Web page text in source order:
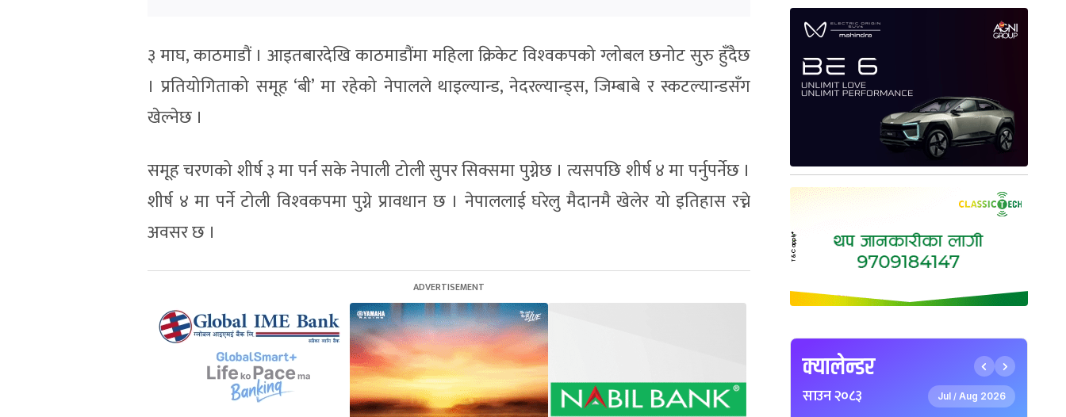
३ माघ, काठमाडौं । आइतबारदेखि काठमाडौंमा महिला क्रिकेट विश्‍वकपको ग्लोबल छनोट सुरु हुँदैछ
। प्रतियोगिताको समूह ‘बी’ मा रहेको नेपालले थाइल्यान्ड, नेदरल्यान्ड्स, जिम्बाबे र स्कटल्यान्डसँग
खेल्नेछ ।
समूह चरणको शीर्ष ३ मा पर्न सके नेपाली टोली सुपर सिक्समा पुग्नेछ । त्यसपछि शीर्ष ४ मा पर्नुपर्नेछ ।
शीर्ष ४ मा पर्ने टोली विश्‍वकपमा पुग्ने प्रावधान छ । नेपाललाई घरेलु मैदानमै खेलेर यो इतिहास रच्ने
अवसर छ ।
क्यालेन्डर
साउन २०८३ Jul / Aug 2026